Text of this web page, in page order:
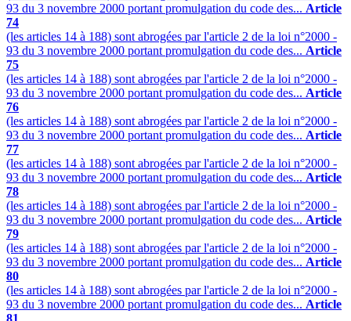
93 du 3 novembre 2000 portant promulgation du code des... Article
74
(les articles 14 à 188) sont abrogées par l'article 2 de la loi n°2000 -
93 du 3 novembre 2000 portant promulgation du code des... Article
75
(les articles 14 à 188) sont abrogées par l'article 2 de la loi n°2000 -
93 du 3 novembre 2000 portant promulgation du code des... Article
76
(les articles 14 à 188) sont abrogées par l'article 2 de la loi n°2000 -
93 du 3 novembre 2000 portant promulgation du code des... Article
77
(les articles 14 à 188) sont abrogées par l'article 2 de la loi n°2000 -
93 du 3 novembre 2000 portant promulgation du code des... Article
78
(les articles 14 à 188) sont abrogées par l'article 2 de la loi n°2000 -
93 du 3 novembre 2000 portant promulgation du code des... Article
79
(les articles 14 à 188) sont abrogées par l'article 2 de la loi n°2000 -
93 du 3 novembre 2000 portant promulgation du code des... Article
80
(les articles 14 à 188) sont abrogées par l'article 2 de la loi n°2000 -
93 du 3 novembre 2000 portant promulgation du code des... Article
81